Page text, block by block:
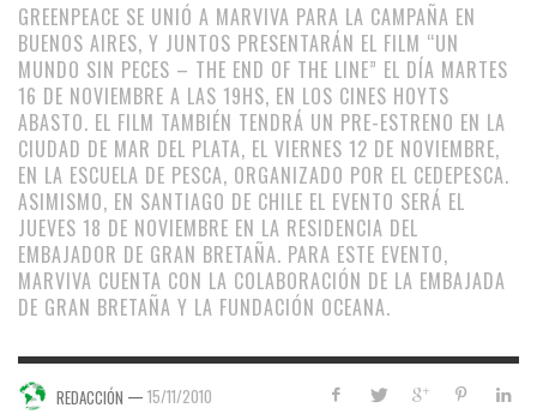
GREENPEACE SE UNIÓ A MARVIVA PARA LA CAMPAÑA EN
BUENOS AIRES, Y JUNTOS PRESENTARÁN EL FILM “UN
MUNDO SIN PECES – THE END OF THE LINE” EL DÍA MARTES
16 DE NOVIEMBRE A LAS 19HS, EN LOS CINES HOYTS
ABASTO. EL FILM TAMBIÉN TENDRÁ UN PRE-ESTRENO EN LA
CIUDAD DE MAR DEL PLATA, EL VIERNES 12 DE NOVIEMBRE,
EN LA ESCUELA DE PESCA, ORGANIZADO POR EL CEDEPESCA.
ASIMISMO, EN SANTIAGO DE CHILE EL EVENTO SERÁ EL
JUEVES 18 DE NOVIEMBRE EN LA RESIDENCIA DEL
EMBAJADOR DE GRAN BRETAÑA. PARA ESTE EVENTO,
MARVIVA CUENTA CON LA COLABORACIÓN DE LA EMBAJADA
DE GRAN BRETAÑA Y LA FUNDACIÓN OCEANA.
REDACCIÓN — 15/11/2010